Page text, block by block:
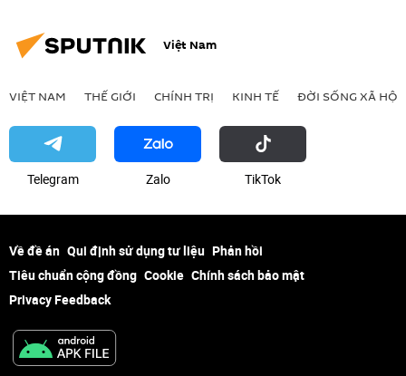
Việt Nam
VIỆT NAM THẾ GIỚI CHÍNH TRỊ KINH TẾ ĐỜI SỐNG XÃ HỘI
Telegram Zalo ТikТоk
Về đề án Qui định sử dụng tư liệu Phản hồi
Tiêu chuẩn cộng đồng Cookie Chính sách bảo mật
Privacy Feedback